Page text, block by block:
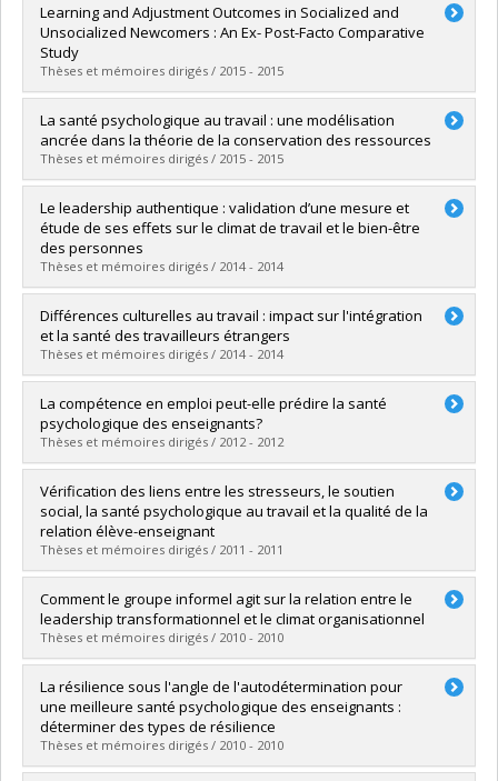
Graduate :Durand, Jean-Christophe
Cycle :Doctoral
Grade :
Lien vers le document dans Papyrus
Learning and Adjustment Outcomes in Socialized and
Unsocialized Newcomers : An Ex- Post-Facto Comparative
Study
Thèses et mémoires dirigés / 2015 - 2015
Graduate :Hass, Carolyn
Cycle :Doctoral
Grade :Ph. D.
Lien vers le document dans Papyrus
La santé psychologique au travail : une modélisation
ancrée dans la théorie de la conservation des ressources
Thèses et mémoires dirigés / 2015 - 2015
Graduate :Malo, Marie
Cycle :Doctoral
Grade :Ph. D.
Lien vers le document dans Papyrus
Le leadership authentique : validation d’une mesure et
étude de ses effets sur le climat de travail et le bien-être
des personnes
Thèses et mémoires dirigés / 2014 - 2014
Graduate : Nelson, Katia
Cycle :Doctoral
Grade :Ph. D.
Lien vers le document dans Papyrus
Différences culturelles au travail : impact sur l'intégration
et la santé des travailleurs étrangers
Thèses et mémoires dirigés / 2014 - 2014
Graduate :Do Thanh, Marie-Noëlle D.
Cycle :Doctoral
Grade :Ph. D.
Lien vers le document dans Papyrus
La compétence en emploi peut-elle prédire la santé
psychologique des enseignants?
Thèses et mémoires dirigés / 2012 - 2012
Graduate : Stamate, Alina Nusa
Cycle : Doctoral
Grade : Ph. D.
Lien vers le document dans Papyrus
Vérification des liens entre les stresseurs, le soutien
social, la santé psychologique au travail et la qualité de la
relation élève-enseignant
Thèses et mémoires dirigés / 2011 - 2011
Graduate : Perreault, Michelle E.
Cycle :Doctoral
Grade :Ph. D.
Lien vers le document dans Papyrus
Comment le groupe informel agit sur la relation entre le
leadership transformationnel et le climat organisationnel
Thèses et mémoires dirigés / 2010 - 2010
Graduate :Hass, Carolyn
Cycle :Master's
Grade :M. Sc.
Lien vers le document dans Papyrus
La résilience sous l'angle de l'autodétermination pour
une meilleure santé psychologique des enseignants :
déterminer des types de résilience
Thèses et mémoires dirigés / 2010 - 2010